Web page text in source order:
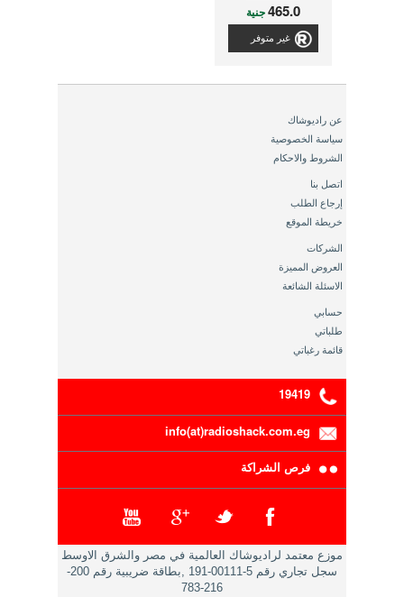
465.0جنية
غير متوفر
عن راديوشاك
سياسة الخصوصية
الشروط والاحكام
اتصل بنا
إرجاع الطلب
خريطة الموقع
الشركات
العروض المميزة
الاسئلة الشائعة
حسابي
طلباتي
قائمة رغباتي
19419
info(at)radioshack.com.eg
فرص الشراكة
موزع معتمد لراديوشاك العالمية في مصر والشرق الاوسط
سجل تجاري رقم 5-00111-191 ,بطاقة ضريبية رقم 200-
216-783